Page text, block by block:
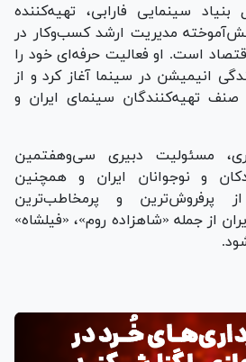
سینمایی فارابی، تهیه‌کننده
مدیریت ارشد کسب‌وکار در
است. او فعالیت حرفه‌ای خود را
تهیه‌کنندگی انیمیشن در سینما آغاز کرد و از
عضو صنف تهیه‌کنندگان سینمای ایران و
مسئولیت دبیری سی‌و‌هفتمین
و نوجوانان ایران و همچنین
پرفروش‌ترین و پرمخاطب‌ترین
از جمله «شاهزاده روم»، «فیلشاه»